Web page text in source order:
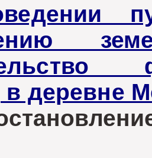
в деревне